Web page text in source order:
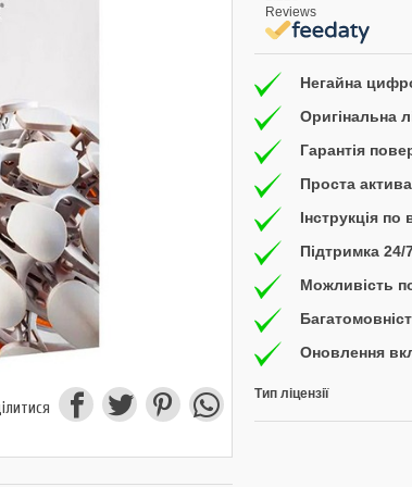
Reviews
Негайна
Оригінальна
Гарантія
Проста
Інструкція
Підтримка
Можливість
Оновлення
Тип ліцензії